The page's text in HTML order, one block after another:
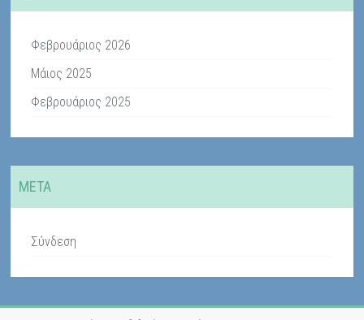
Φεβρουάριος 2026
Μάιος 2025
Φεβρουάριος 2025
META
Σύνδεση